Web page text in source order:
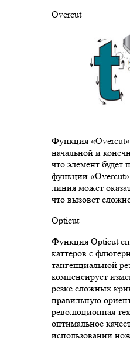
Overcut
Функция «Overcut»
начальной и
что элемент будет
функции
линия может
что вызовет
Opticut
Функция Opticut
каттеров с
тангенциальной
компенсирует
резке сложных
правильную
революционная
оптимальное
использовании